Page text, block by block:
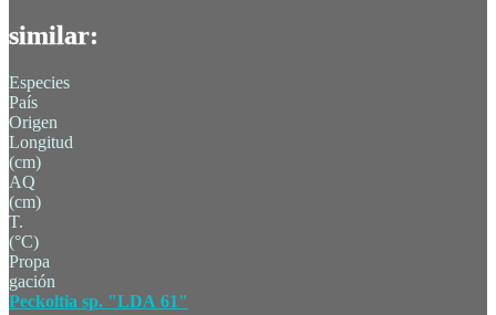
similar:
Especies
País
Origen
Longitud
(cm)
AQ
(cm)
T.
(°C)
Propa
gación
Peckoltia sp. "LDA 61"